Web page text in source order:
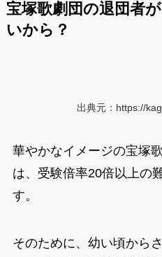
宝塚歌劇団の退団者
いから？
出典元：https://
華やかなイメージの宝塚
は、受験倍率20倍以上の
す。
そのために、幼い頃から